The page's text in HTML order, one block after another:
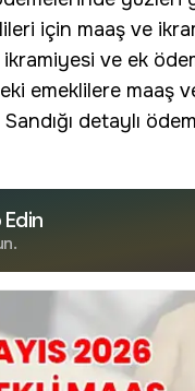
için maaş ve
ikramiyesi ve ek
emeklilere maaş
detaylı